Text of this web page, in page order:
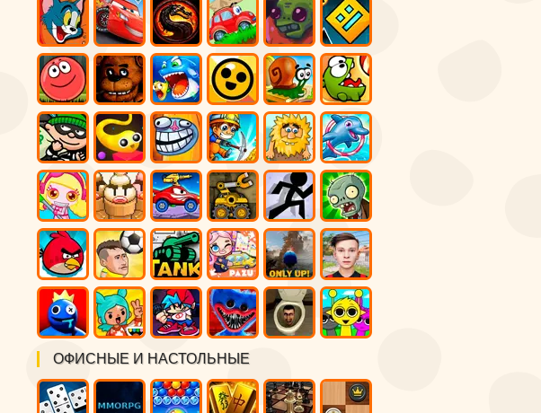
ОФИСНЫЕ И НАСТОЛЬНЫЕ